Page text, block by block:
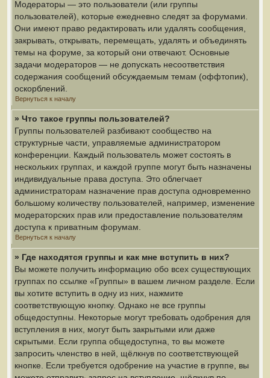
Модераторы — это пользователи (или группы
пользователей), которые ежедневно следят за форумами.
Они имеют право редактировать или удалять сообщения,
закрывать, открывать, перемещать, удалять и объединять
темы на форуме, за который они отвечают. Основные
задачи модераторов — не допускать несоответствия
содержания сообщений обсуждаемым темам (оффтопик),
оскорблений.
Вернуться к началу
» Что такое группы пользователей?
Группы пользователей разбивают сообщество на
структурные части, управляемые администратором
конференции. Каждый пользователь может состоять в
нескольких группах, и каждой группе могут быть назначены
индивидуальные права доступа. Это облегчает
администраторам назначение прав доступа одновременно
большому количеству пользователей, например, изменение
модераторских прав или предоставление пользователям
доступа к приватным форумам.
Вернуться к началу
» Где находятся группы и как мне вступить в них?
Вы можете получить информацию обо всех существующих
группах по ссылке «Группы» в вашем личном разделе. Если
вы хотите вступить в одну из них, нажмите
соответствующую кнопку. Однако не все группы
общедоступны. Некоторые могут требовать одобрения для
вступления в них, могут быть закрытыми или даже
скрытыми. Если группа общедоступна, то вы можете
запросить членство в ней, щёлкнув по соответствующей
кнопке. Если требуется одобрение на участие в группе, вы